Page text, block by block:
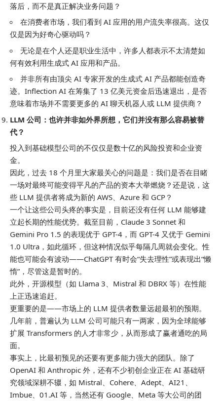
落后，而不是真正解决业务问题？
在消费者市场，我们看到 AI 应用的用户流失率很高。这仅
仅是因为好奇心驱动吗？
无论是在个人还是职业生活中，许多人都表示不太清楚如
何有效利用生成式 AI 应用和产品。
并非所有由顶尖 AI 专家开发的生成式 AI 产品都能创造奇
迹。Inflection AI 在筹集了 13 亿美元资金后迅速退出，是否
意味着市场并不需要更多的 AI 聊天机器人或 LLM 提供商？
LLM 公司：也许并非如外界所想，它们并没有那么容易被替
代？
投入到基础模型公司的不仅仅是数十亿的风险投资和企业资
金。
因此，过去 18 个月里大家最关心的问题是：我们是否在目睹
一场对最终可能变得平凡的产品的资本大举燃烧？还是说，这
些 LLM 提供者将成为新的 AWS、Azure 和 GCP？
一个让这些公司头疼的事实是，目前还没有任何 LLM 能够建
立起长期的性能优势。截至目前，Claude 3 Sonnet 和
Gemini Pro 1.5 的表现优于 GPT-4，而 GPT-4 又优于 Gemini
1.0 Ultra，如此循环，但这种情况似乎每隔几周就会变化。性
能也可能会有波动——ChatGPT 有时会“失去理性”或表现出“懒
惰”，尽管这是暂时的。
此外，开源模型（如 Llama 3、Mistral 和 DBRX 等）在性能
上正迅速追赶。
更重要的是——市场上的 LLM 提供者数量远超最初的预期。
几年前，普遍认为 LLM 公司可能只有一两家，因为全球能够
扩展 Transformers 的人才非常少，从而形成了赢者通吃的局
面。
事实上，比最初预见的还要有更多能力强大的团队。除了
OpenAI 和 Anthropic 外，还有不少初创企业正在 AI 基础研
究领域深耕不辍，如 Mistral、Cohere、Adept、AI21、
Imbue、01.AI 等，当然还有 Google、Meta 等大公司的团